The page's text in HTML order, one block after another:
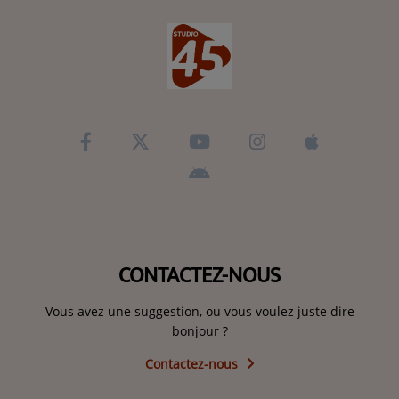
CONTACTEZ-NOUS
Vous avez une suggestion, ou vous voulez juste dire
bonjour ?
Contactez-nous